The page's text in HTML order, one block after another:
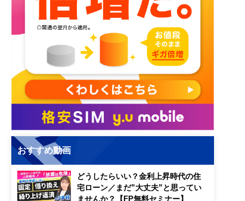
おすすめ動画
どうしたらいい？金利上昇時代の住
宅ローン／まだ”大丈夫”と思ってい
ませんか？【FP無料セミナー】